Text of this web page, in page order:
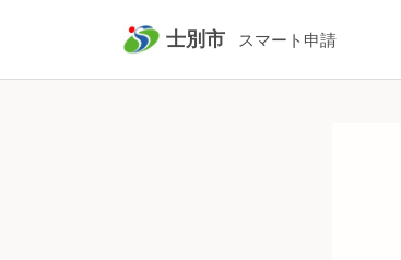
士別市 スマート申請